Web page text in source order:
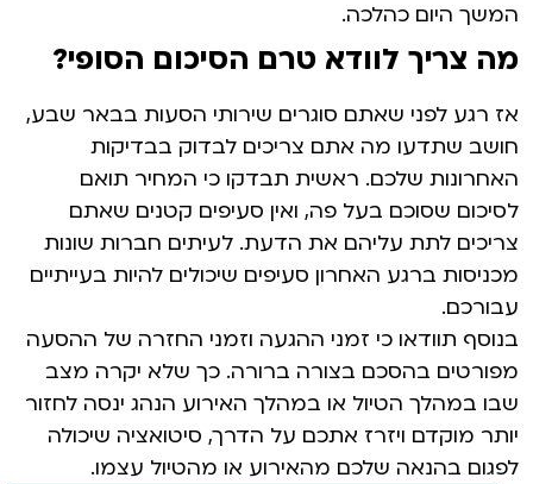
המשך היום כהלכה.
מה צריך לוודא טרם הסיכום הסופי?
אז רגע לפני שאתם סוגרים שירותי הסעות בבאר שבע,
חושב שתדעו מה אתם צריכים לבדוק בבדיקות
האחרונות שלכם. ראשית תבדקו כי המחיר תואם
לסיכום שסוכם בעל פה, ואין סעיפים קטנים שאתם
צריכים לתת עליהם את הדעת. לעיתים חברות שונות
מכניסות ברגע האחרון סעיפים שיכולים להיות בעייתיים
עבורכם.
בנוסף תוודאו כי זמני ההגעה וזמני החזרה של ההסעה
מפורטים בהסכם בצורה ברורה. כך שלא יקרה מצב
שבו במהלך הטיול או במהלך האירוע הנהג ינסה לחזור
יותר מוקדם ויזרז אתכם על הדרך, סיטואציה שיכולה
לפגום בהנאה שלכם מהאירוע או מהטיול עצמו.